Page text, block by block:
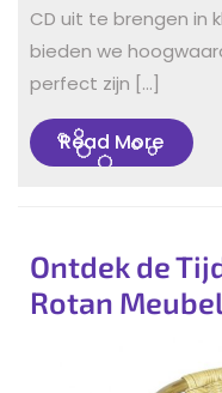
CD uit te brengen in
bieden we
perfect zijn […]
Read MoreRead
More
Ontdek de
Rotan